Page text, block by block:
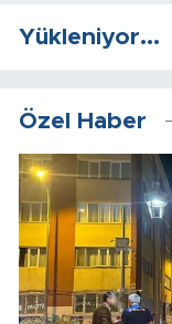
Yükleniyor...
Özel Haber